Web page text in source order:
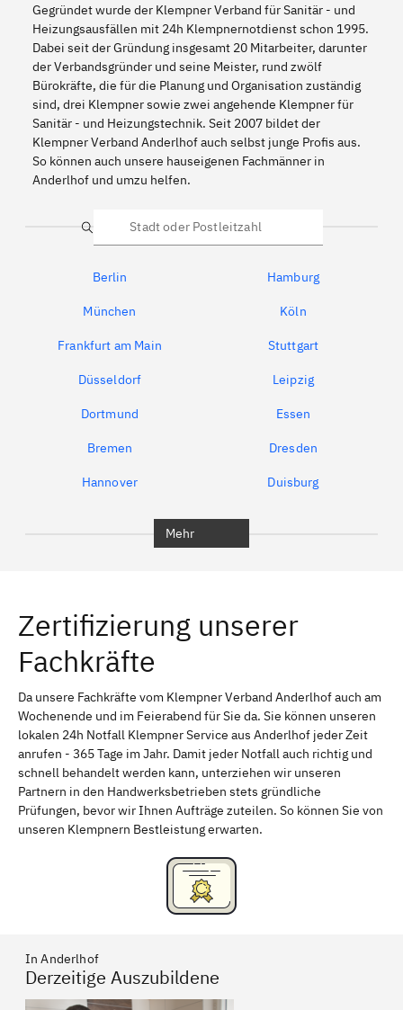
Gegründet wurde der Klempner Verband für Sanitär - und
Heizungsausfällen mit 24h Klempnernotdienst schon 1995.
Dabei seit der Gründung insgesamt 20 Mitarbeiter, darunter
der Verbandsgründer und seine Meister, rund zwölf
Bürokräfte, die für die Planung und Organisation zuständig
sind, drei Klempner sowie zwei angehende Klempner für
Sanitär - und Heizungstechnik. Seit 2007 bildet der
Klempner Verband Anderlhof auch selbst junge Profis aus.
So können auch unsere hauseigenen Fachmänner in
Anderlhof und umzu helfen.
Suche
Berlin Hamburg
München Köln
Frankfurt am Main Stuttgart
Düsseldorf Leipzig
Dortmund Essen
Bremen Dresden
Hannover Duisburg
Erlangen Bamberg
Bayreuth
Schweinfurt Passau
Freising Rudelsdorf, Mittelfranken
Mehr
Zertifizierung unserer
Fachkräfte
Da unsere Fachkräfte vom Klempner Verband Anderlhof auch am
Wochenende und im Feierabend für Sie da. Sie können unseren
lokalen 24h Notfall Klempner Service aus Anderlhof jeder Zeit
anrufen - 365 Tage im Jahr. Damit jeder Notfall auch richtig und
schnell behandelt werden kann, unterziehen wir unseren
Partnern in den Handwerksbetrieben stets gründliche
Prüfungen, bevor wir Ihnen Aufträge zuteilen. So können Sie von
unseren Klempnern Bestleistung erwarten.
In Anderlhof
Derzeitige Auszubildene